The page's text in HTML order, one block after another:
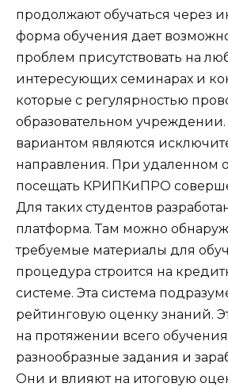
продолжают обучаться через
форма обучения дает
проблем присутствовать на
интересующих семинарах и
которые с регулярностью
образовательном
вариантом являются
направления. При удаленном
посещать КРИПКиПРО
Для таких студентов
платформа. Там можно
требуемые материалы для
процедура строится на
системе. Эта система
рейтинговую оценку знаний.
на протяжении всего обучения
разнообразные задания и
Они и влияют на итоговую